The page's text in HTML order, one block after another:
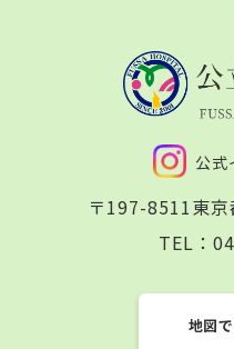
公式
〒197-8511東
TEL：
地図